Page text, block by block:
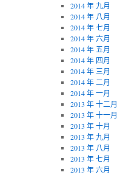
2014 年 九月
2014 年 八月
2014 年 七月
2014 年 六月
2014 年 五月
2014 年 四月
2014 年 三月
2014 年 二月
2014 年 一月
2013 年 十二月
2013 年 十一月
2013 年 十月
2013 年 九月
2013 年 八月
2013 年 七月
2013 年 六月